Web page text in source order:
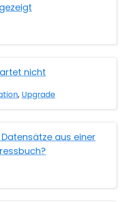
nicht
, Upgrade
aus einer